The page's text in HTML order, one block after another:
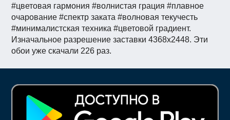
#цветовая гармония #волнистая грация #плавное
очарование #спектр заката #волновая текучесть
#минималистская техника #цветовой градиент.
Изначальное разрешение заставки 4368x2448. Эти
обои уже скачали 226 раз.